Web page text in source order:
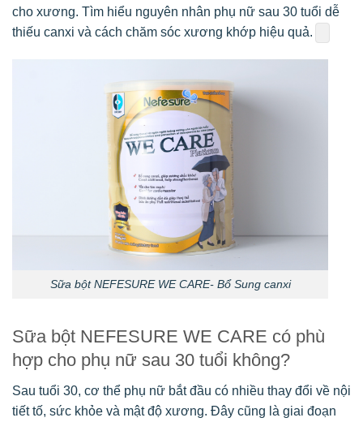
cho xương. Tìm hiểu nguyên nhân phụ nữ sau 30 tuổi dễ
thiếu canxi và cách chăm sóc xương khớp hiệu quả.
Sữa bột NEFESURE WE CARE- Bổ Sung canxi
Sữa bột NEFESURE WE CARE có phù
hợp cho phụ nữ sau 30 tuổi không?
Sau tuổi 30, cơ thể phụ nữ bắt đầu có nhiều thay đổi về nội
tiết tố, sức khỏe và mật độ xương. Đây cũng là giai đoạn